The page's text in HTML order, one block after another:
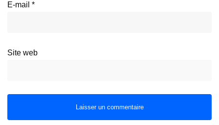
E-mail *
Site web